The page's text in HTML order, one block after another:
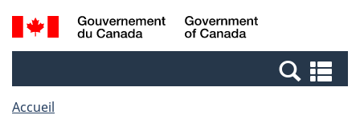
Passer
au
Passer
à
Canada
Recherche
et
et
Accueil